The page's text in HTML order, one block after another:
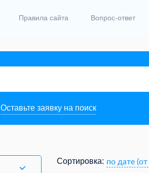
Правила сайта Вопрос-ответ
Оставьте заявку на поиск
Сортировка: по дате